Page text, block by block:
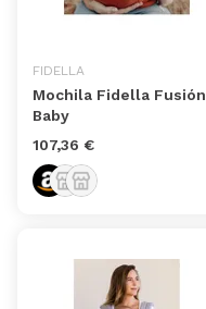
FIDELLA
Mochila Fidella Fusión
Baby
107,36 €